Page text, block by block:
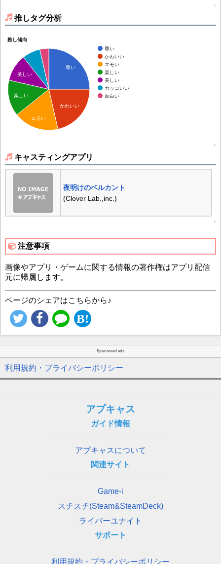
↑
推しタグ分析
推し傾向
尊い
かわいい
エモい
楽しい
美しい
カッコいい
面白い
尊い
かわいい
美しい
楽しい
エモい
↑
キャスティングアプリ
夜明けのベルカント
(Clover Lab.,inc.)
↑
注意事項
画像やアプリ・ゲームに関する情報の著作権はアプリ配信
元に帰属します。
ページのシェアはこちらから♪
Sponsored ads
利用規約・プライバシーポリシー
アプキャス
ガイド情報
アプキャスについて
関連サイト
Game-i
スチスチ(Steam&SteamDeck)
ライバーユナイト
サポート
利用規約・プライバシーポリシー